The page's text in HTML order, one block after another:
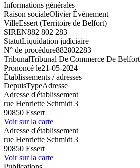
Informations générales
Raison socialeOlivier Événement
VilleEssert (Territoire de Belfort)
SIREN882 802 283
StatutLiquidation judiciaire
N° de procédure882802283
TribunalTribunal De Commerce De Belfort
Prononcé le21-05-2024
Établissements / adresses
DepuisTypeAdresse
Adresse d'établissement
rue Henriette Schmidt 3
90850 Essert
Voir sur la carte
Adresse d'établissement
rue Henriette Schmidt 3
90850 Essert
Voir sur la carte
Publications